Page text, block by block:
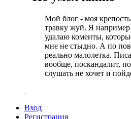
Мой блог - моя
травку жуй. Я
удалаю коменты,
мне не стыдно. А по
реально малолетка.
вообще, поскандалит,
слушать не хочет и
Вход
Регистрация